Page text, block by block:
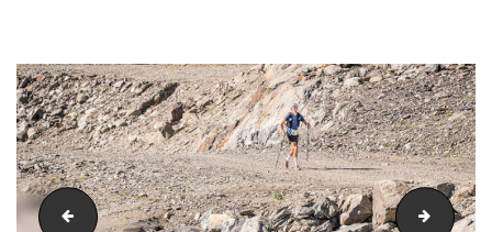
PIC_1599